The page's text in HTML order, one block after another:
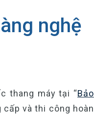
nghệ
thang máy tại “Bảo
và thi công hoàn